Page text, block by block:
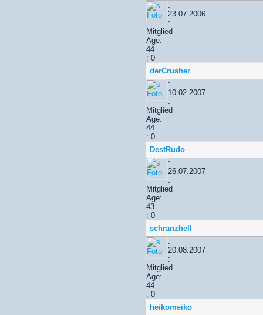
:
23.07.2006
:
Mitglied
Age:
44
: 0
derCrusher
:
10.02.2007
:
Mitglied
Age:
44
: 0
DestRudo
:
26.07.2007
:
Mitglied
Age:
43
: 0
schranzhell
:
20.08.2007
:
Mitglied
Age:
44
: 0
heikomeiko